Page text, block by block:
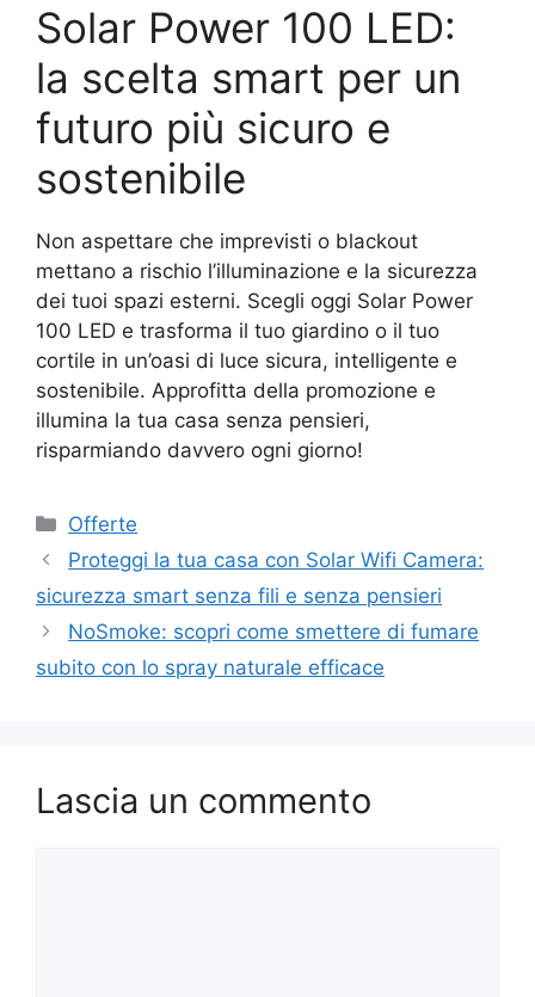
Solar Power 100 LED:
la scelta smart per un
futuro più sicuro e
sostenibile
Non aspettare che imprevisti o blackout
mettano a rischio l’illuminazione e la sicurezza
dei tuoi spazi esterni. Scegli oggi Solar Power
100 LED e trasforma il tuo giardino o il tuo
cortile in un’oasi di luce sicura, intelligente e
sostenibile. Approfitta della promozione e
illumina la tua casa senza pensieri,
risparmiando davvero ogni giorno!
Categorie
Offerte
Proteggi la tua casa con Solar Wifi Camera:
sicurezza smart senza fili e senza pensieri
NoSmoke: scopri come smettere di fumare
subito con lo spray naturale efficace
Lascia un commento